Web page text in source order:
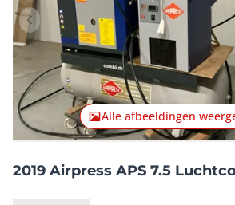
Vorig item
Alle afbeeldingen
2019 Airpress APS 7.5